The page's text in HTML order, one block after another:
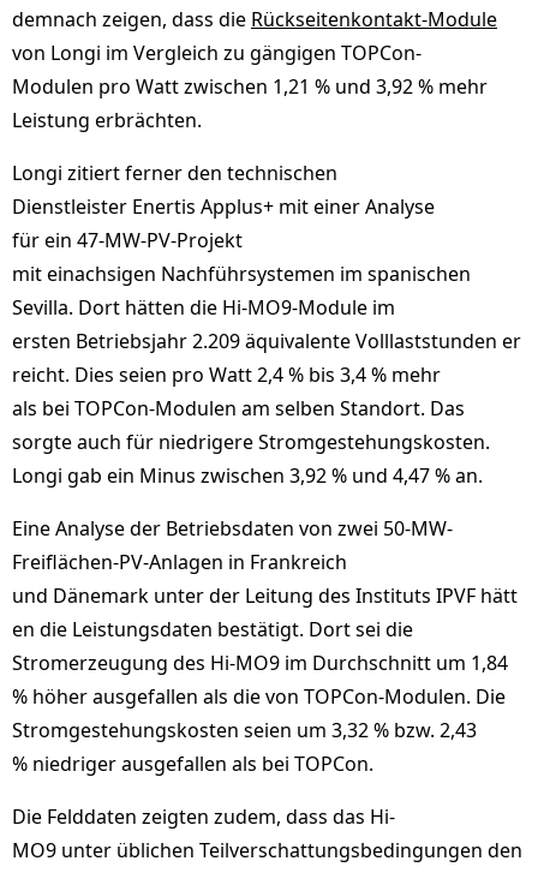
demnach zeigen, dass die Rückseitenkontakt-Module
von Longi im Vergleich zu gängigen TOPCon-
Modulen pro Watt zwischen 1,21 % und 3,92 % mehr
Leistung erbrächten.
Longi zitiert ferner den technischen
Dienstleister Enertis Applus+ mit einer Analyse
für ein 47-MW-PV-Projekt
mit einachsigen Nachführsystemen im spanischen
Sevilla. Dort hätten die Hi-MO9-Module im
ersten Betriebsjahr 2.209 äquivalente Volllaststunden er
reicht. Dies seien pro Watt 2,4 % bis 3,4 % mehr
als bei TOPCon-Modulen am selben Standort. Das
sorgte auch für niedrigere Stromgestehungskosten.
Longi gab ein Minus zwischen 3,92 % und 4,47 % an.
Eine Analyse der Betriebsdaten von zwei 50-MW-
Freiflächen-PV-Anlagen in Frankreich
und Dänemark unter der Leitung des Instituts IPVF hätt
en die Leistungsdaten bestätigt. Dort sei die
Stromerzeugung des Hi-MO9 im Durchschnitt um 1,84
% höher ausgefallen als die von TOPCon-Modulen. Die
Stromgestehungskosten seien um 3,32 % bzw. 2,43
% niedriger ausgefallen als bei TOPCon.
Die Felddaten zeigten zudem, dass das Hi-
MO9 unter üblichen Teilverschattungsbedingungen den